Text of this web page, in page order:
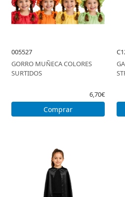
005527
GORRO MUÑECA COLORES
SURTIDOS
6,70€
Comprar